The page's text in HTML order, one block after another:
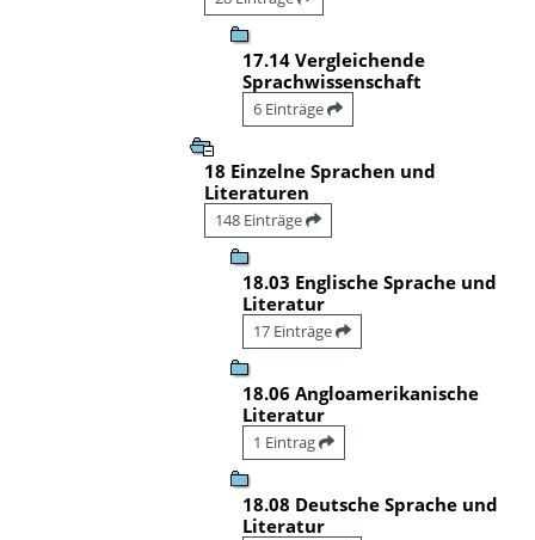
17.14 Vergleichende
Sprachwissenschaft
6 Einträge
18 Einzelne Sprachen und
Literaturen
148 Einträge
18.03 Englische Sprache und
Literatur
17 Einträge
18.06 Angloamerikanische
Literatur
1 Eintrag
18.08 Deutsche Sprache und
Literatur